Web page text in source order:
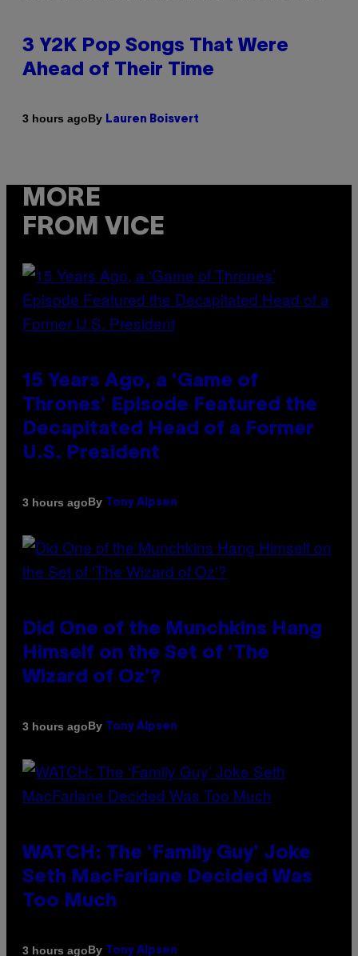
3 Y2K Pop Songs That Were
Ahead of Their Time
3 hours agoBy Lauren Boisvert
MORE
FROM VICE
15 Years Ago, a ‘Game of
Thrones’ Episode Featured the
Decapitated Head of a Former
U.S. President
3 hours agoBy Tony Alpsen
Did One of the Munchkins Hang
Himself on the Set of ‘The
Wizard of Oz’?
3 hours agoBy Tony Alpsen
WATCH: The ‘Family Guy’ Joke
Seth MacFarlane Decided Was
Too Much
3 hours agoBy Tony Alpsen